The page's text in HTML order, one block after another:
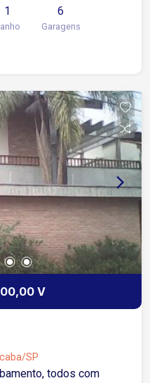
Escritório Cozinha
Banheiro
1 6
Garagens
V
SP
todos com